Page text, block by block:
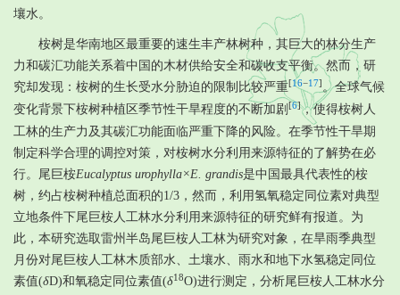
壤水。
桉树是华南地区最重要的速生丰产林树种，其巨大的林分生产
力和碳汇功能关系着中国的木材供给安全和碳收支平衡。然而，研
究却发现：桉树的生长受水分胁迫的限制比较严重[16−17] 。全球气候
变化背景下桉树种植区季节性干旱程度的不断加剧 [6]，使得桉树人
工林的生产力及其碳汇功能面临严重下降的风险。在季节性干旱期
制定科学合理的调控对策，对桉树水分利用来源特征的了解势在必
行。尾巨桉Eucalyptus urophylla×E. grandis是中国最具代表性的桉
树，约占桉树种植总面积的1/3，然而，利用氢氧稳定同位素对典型
立地条件下尾巨桉人工林水分利用来源特征的研究鲜有报道。为
此，本研究选取雷州半岛尾巨桉人工林为研究对象，在旱雨季典型
月份对尾巨桉人工林木质部水、土壤水、雨水和地下水氢稳定同位
素值(δD)和氧稳定同位素值(δ18O)进行测定，分析尾巨桉人工林水分